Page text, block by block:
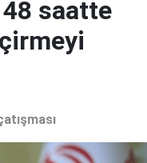
saatte